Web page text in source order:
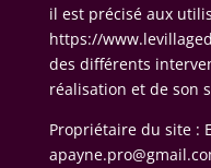
il est précisé aux
https://
des différents
réalisation et de son
Propriétaire du site :